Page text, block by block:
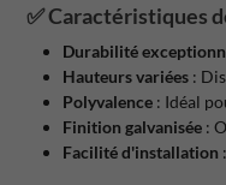
✅Caractéristiques
Durabilité
Hauteurs variées :
Polyvalence : Idéal
Finition galvanisée :
Facilité d'installation